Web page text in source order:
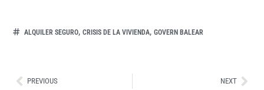
ALQUILER SEGURO, CRISIS DE LA VIVIENDA, GOVERN BALEAR
AntPREVIOUS NEXT